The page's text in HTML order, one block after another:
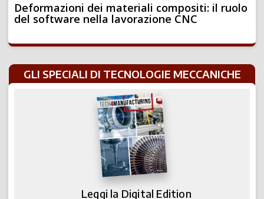
Deformazioni dei materiali compositi: il ruolo
del software nella lavorazione CNC
GLI SPECIALI DI TECNOLOGIE MECCANICHE
Leggi la Digital Edition